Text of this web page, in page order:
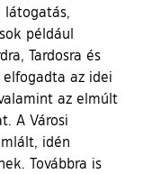
látogatás,
például
Tardosra és
az idei
az elmúlt
A Városi
idén
Továbbra is